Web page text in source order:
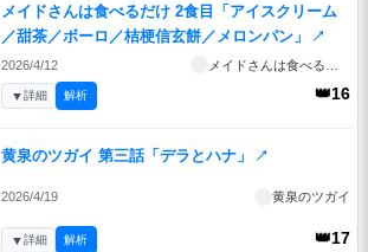
メイドさんは食べるだけ 2食目「アイスクリーム
／甜茶／ボーロ／桔梗信玄餅／メロンパン」
↗
2026/4/12
👑16
▼詳細 解析
黄泉のツガイ 第三話「デラとハナ」 ↗
2026/4/19 黄泉のツガイ
👑17
▼詳細 解析